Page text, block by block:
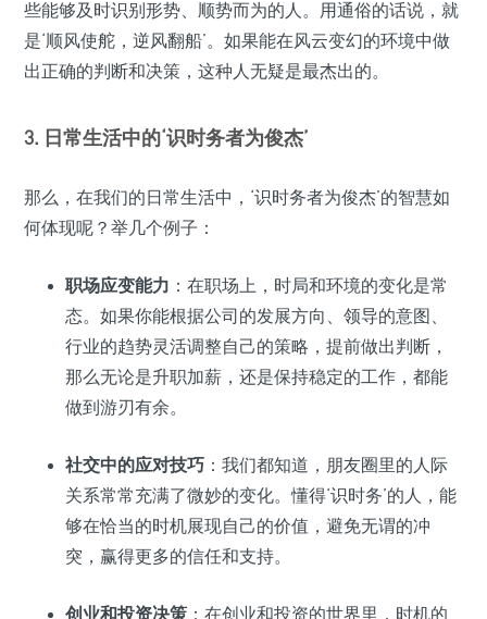
些能够及时识别形势、顺势而为的人。用通俗的话说，就
是‘顺风使舵，逆风翻船’。如果能在风云变幻的环境中做
出正确的判断和决策，这种人无疑是最杰出的。
3. 日常生活中的‘识时务者为俊杰’
那么，在我们的日常生活中，‘识时务者为俊杰’的智慧如
何体现呢？举几个例子：
职场应变能力 ：在职场上，时局和环境的变化是常
态。如果你能根据公司的发展方向、领导的意图、
行业的趋势灵活调整自己的策略，提前做出判断，
那么无论是升职加薪，还是保持稳定的工作，都能
做到游刃有余。
社交中的应对技巧 ：我们都知道，朋友圈里的人际
关系常常充满了微妙的变化。懂得‘识时务’的人，能
够在恰当的时机展现自己的价值，避免无谓的冲
突，赢得更多的信任和支持。
创业和投资决策 ：在创业和投资的世界里，时机的